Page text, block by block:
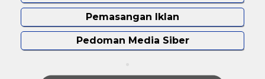
Pemasangan Iklan
Pedoman Media Siber